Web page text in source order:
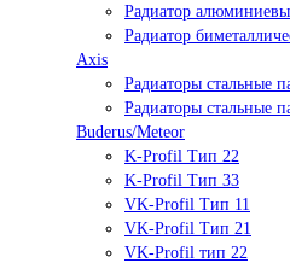
Радиатор
Радиатор
Axis
Радиаторы стальные
Радиаторы стальные
Buderus/Meteor
K-Profil Тип 22
K-Profil Тип 33
VK-Profil Тип 11
VK-Profil Тип 21
VK-Profil тип 22